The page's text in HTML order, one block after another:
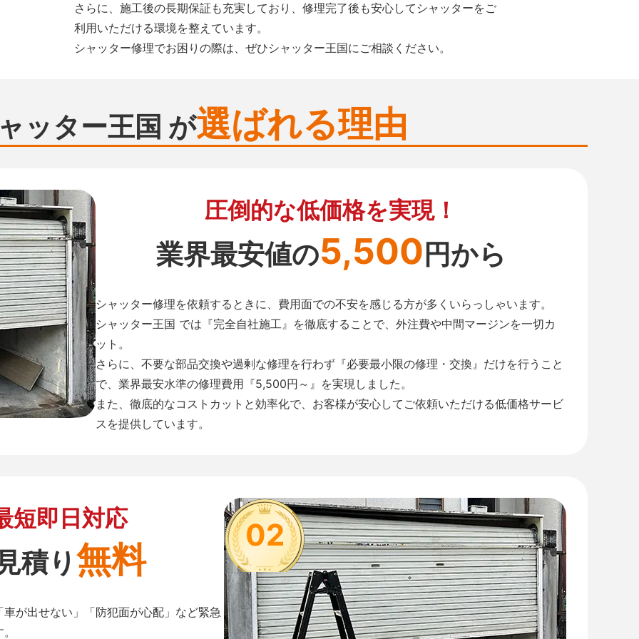
さらに、施工後の長期保証も充実しており、修理完了後も安心してシャッターをご
利用いただける環境を整えています。
シャッター修理でお困りの際は、ぜひシャッター王国にご相談ください。
ッター王国 が選ばれる理由
圧倒的な低価格を実現！
業界最安値の5,500円から
シャッター修理を依頼するときに、費用面での不安を感じる方が多くいらっしゃいます。
シャッター王国 では『完全自社施工』を徹底することで、外注費や中間マージンを一切カ
ット。
さらに、不要な部品交換や過剰な修理を行わず『必要最小限の修理・交換』だけを行うこと
で、業界最安水準の修理費用『5,500円～』を実現しました。
また、徹底的なコストカットと効率化で、お客様が安心してご依頼いただける低価格サービ
スを提供しています。
02
短即日対応
積り無料
が出せない」「防犯面が心配」など緊急